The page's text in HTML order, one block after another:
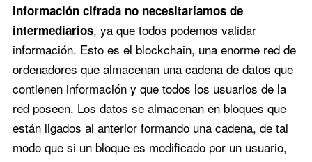
información cifrada no necesitaríamos de
intermediarios, ya que todos podemos validar
información. Esto es el blockchain, una enorme red de
ordenadores que almacenan una cadena de datos que
contienen información y que todos los usuarios de la
red poseen. Los datos se almacenan en bloques que
están ligados al anterior formando una cadena, de tal
modo que si un bloque es modificado por un usuario,